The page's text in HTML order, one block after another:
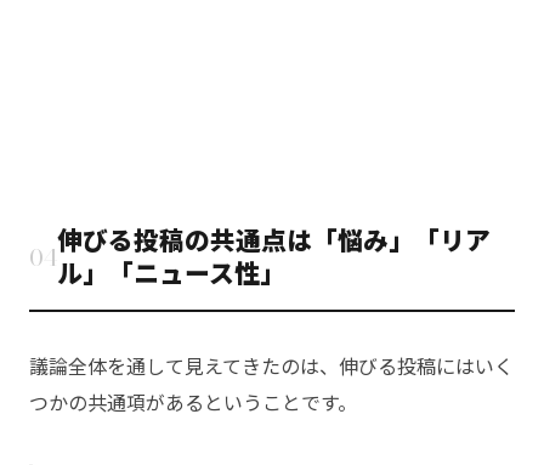
04伸びる投稿の共通点は「悩み」「リア
ル」「ニュース性」
議論全体を通して見えてきたのは、伸びる投稿にはいく
つかの共通項があるということです。